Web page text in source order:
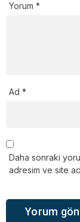
Yorum *
Ad *
Daha sonraki
adresim ve site